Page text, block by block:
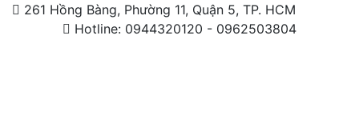
261 Hồng Bàng, Phường 11, Quận 5, TP. HCM
Hotline: 0944320120 - 0962503804